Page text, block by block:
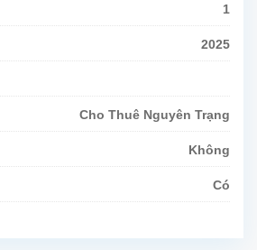
1
2025
Cho Thuê Nguyên Trạng
Không
Có